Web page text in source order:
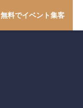
無料でイベント集客